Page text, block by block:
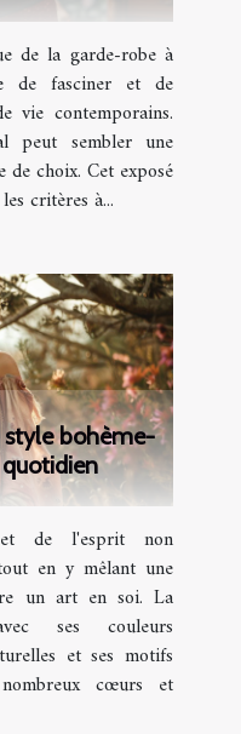
de la garde-robe à
de fasciner et de
vie contemporains.
peut sembler une
de choix. Cet exposé
critères à...
bohème-
de l'esprit non
en y mêlant une
un art en soi. La
ses couleurs
et ses motifs
cœurs et